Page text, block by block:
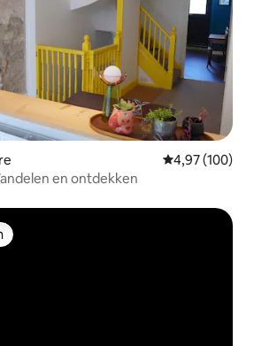
Gemiddelde
4,97 (100)
en ontdekken